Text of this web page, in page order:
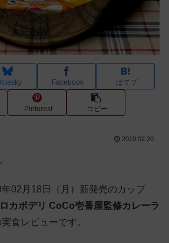
Facebook はてブ
Pinterest コピー
2019.02.20
02月18日（月）新発売のカップ
ロカボデリ CoCo壱番屋監修カレーラ
実食レビューです。